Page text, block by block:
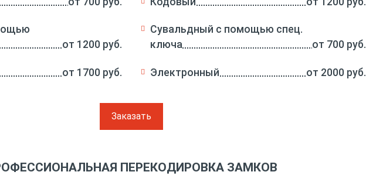
от 1200 руб. от 700 руб.
Сувальдный с помощью спец.
ключа
от 1700 руб. от 2000 руб.
Электронный
Заказать
ПЕРЕКОДИРОВКА ЗАМКОВ